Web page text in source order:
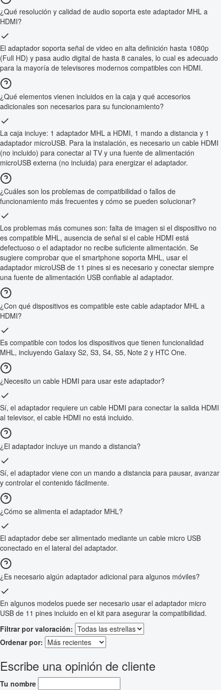
¿Qué resolución y calidad de audio soporta este adaptador MHL a
HDMI?
El adaptador soporta señal de video en alta definición hasta 1080p
(Full HD) y pasa audio digital de hasta 8 canales, lo cual es adecuado
para la mayoría de televisores modernos compatibles con HDMI.
¿Qué elementos vienen incluidos en la caja y qué accesorios
adicionales son necesarios para su funcionamiento?
La caja incluye: 1 adaptador MHL a HDMI, 1 mando a distancia y 1
adaptador microUSB. Para la instalación, es necesario un cable HDMI
(no incluido) para conectar al TV y una fuente de alimentación
microUSB externa (no incluida) para energizar el adaptador.
¿Cuáles son los problemas de compatibilidad o fallos de
funcionamiento más frecuentes y cómo se pueden solucionar?
Los problemas más comunes son: falta de imagen si el dispositivo no
es compatible MHL, ausencia de señal si el cable HDMI está
defectuoso o el adaptador no recibe suficiente alimentación. Se
sugiere comprobar que el smartphone soporta MHL, usar el
adaptador microUSB de 11 pines si es necesario y conectar siempre
una fuente de alimentación USB confiable al adaptador.
¿Con qué dispositivos es compatible este cable adaptador MHL a
HDMI?
Es compatible con todos los dispositivos que tienen funcionalidad
MHL, incluyendo Galaxy S2, S3, S4, S5, Note 2 y HTC One.
¿Necesito un cable HDMI para usar este adaptador?
Sí, el adaptador requiere un cable HDMI para conectar la salida HDMI
al televisor, el cable HDMI no está incluido.
¿El adaptador incluye un mando a distancia?
Sí, el adaptador viene con un mando a distancia para pausar, avanzar
y controlar el contenido fácilmente.
¿Cómo se alimenta el adaptador MHL?
El adaptador debe ser alimentado mediante un cable micro USB
conectado en el lateral del adaptador.
¿Es necesario algún adaptador adicional para algunos móviles?
En algunos modelos puede ser necesario usar el adaptador micro
USB de 11 pines incluido en el kit para asegurar la compatibilidad.
Filtrar por valoración:
Ordenar por:
Escribe una opinión de cliente
Tu nombre